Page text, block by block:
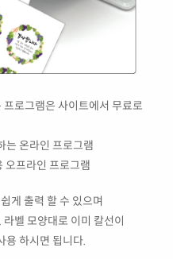
로그램은 사이트에서 무료로
는 온라인 프로그램
오프라인 프로그램
게 출력 할 수 있으며
벨 모양대로 이미 칼선이
용 하시면 됩니다.